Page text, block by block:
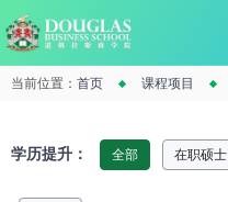
当前位置： 首页 课程项目
学历提升： 全部 在职硕士